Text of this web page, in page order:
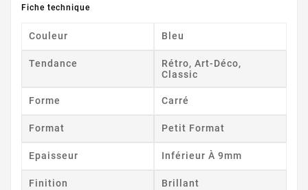
Fiche technique
Couleur Bleu
Tendance
Rétro, Art-Déco,
Classic
Forme Carré
Format Petit Format
Epaisseur Inférieur À 9mm
Finition Brillant